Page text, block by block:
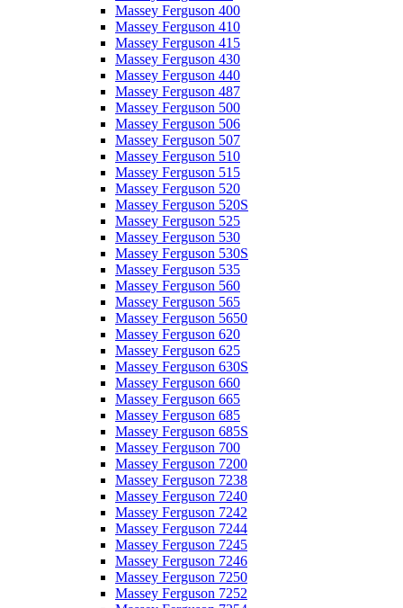
Massey Ferguson 400
Massey Ferguson 410
Massey Ferguson 415
Massey Ferguson 430
Massey Ferguson 440
Massey Ferguson 487
Massey Ferguson 500
Massey Ferguson 506
Massey Ferguson 507
Massey Ferguson 510
Massey Ferguson 515
Massey Ferguson 520
Massey Ferguson 520S
Massey Ferguson 525
Massey Ferguson 530
Massey Ferguson 530S
Massey Ferguson 535
Massey Ferguson 560
Massey Ferguson 565
Massey Ferguson 5650
Massey Ferguson 620
Massey Ferguson 625
Massey Ferguson 630S
Massey Ferguson 660
Massey Ferguson 665
Massey Ferguson 685
Massey Ferguson 685S
Massey Ferguson 700
Massey Ferguson 7200
Massey Ferguson 7238
Massey Ferguson 7240
Massey Ferguson 7242
Massey Ferguson 7244
Massey Ferguson 7245
Massey Ferguson 7246
Massey Ferguson 7250
Massey Ferguson 7252